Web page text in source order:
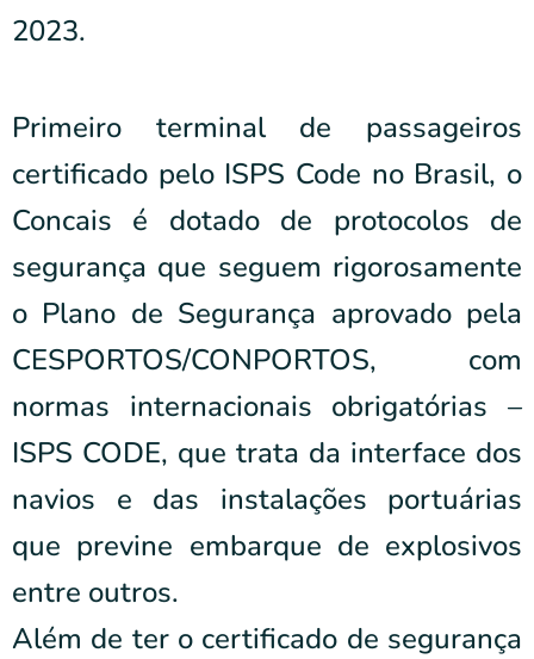
2023.
Primeiro terminal de passageiros
certificado pelo ISPS Code no Brasil, o
Concais é dotado de protocolos de
segurança que seguem rigorosamente
o Plano de Segurança aprovado pela
CESPORTOS/CONPORTOS, com
normas internacionais obrigatórias –
ISPS CODE, que trata da interface dos
navios e das instalações portuárias
que previne embarque de explosivos
entre outros.
Além de ter o certificado de segurança